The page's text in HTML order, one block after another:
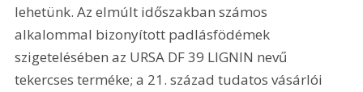
lehetünk. Az elmúlt időszakban számos
alkalommal bizonyított padlásfödémek
szigetelésében az URSA DF 39 LIGNIN nevű
tekercses terméke; a 21. század tudatos vásárlói